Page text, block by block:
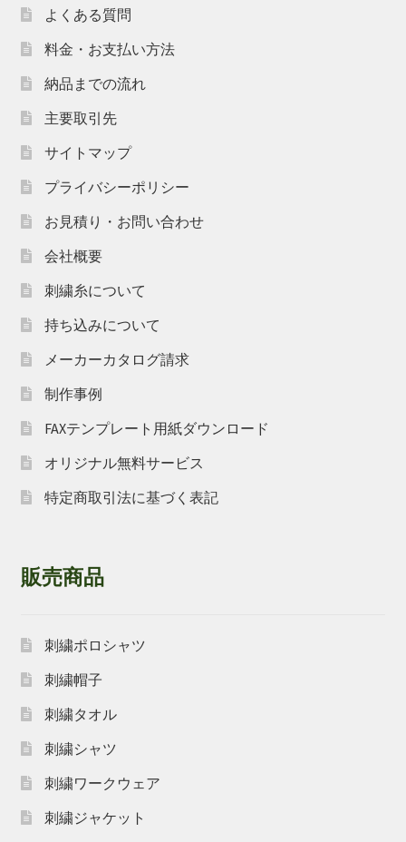
よくある質問
料金・お支払い方法
納品までの流れ
主要取引先
サイトマップ
プライバシーポリシー
お見積り・お問い合わせ
会社概要
刺繍糸について
持ち込みについて
メーカーカタログ請求
制作事例
FAXテンプレート用紙ダウンロード
オリジナル無料サービス
特定商取引法に基づく表記
販売商品
刺繍ポロシャツ
刺繍帽子
刺繍タオル
刺繍シャツ
刺繍ワークウェア
刺繍ジャケット